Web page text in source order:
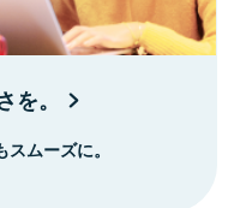
。
ムーズに。